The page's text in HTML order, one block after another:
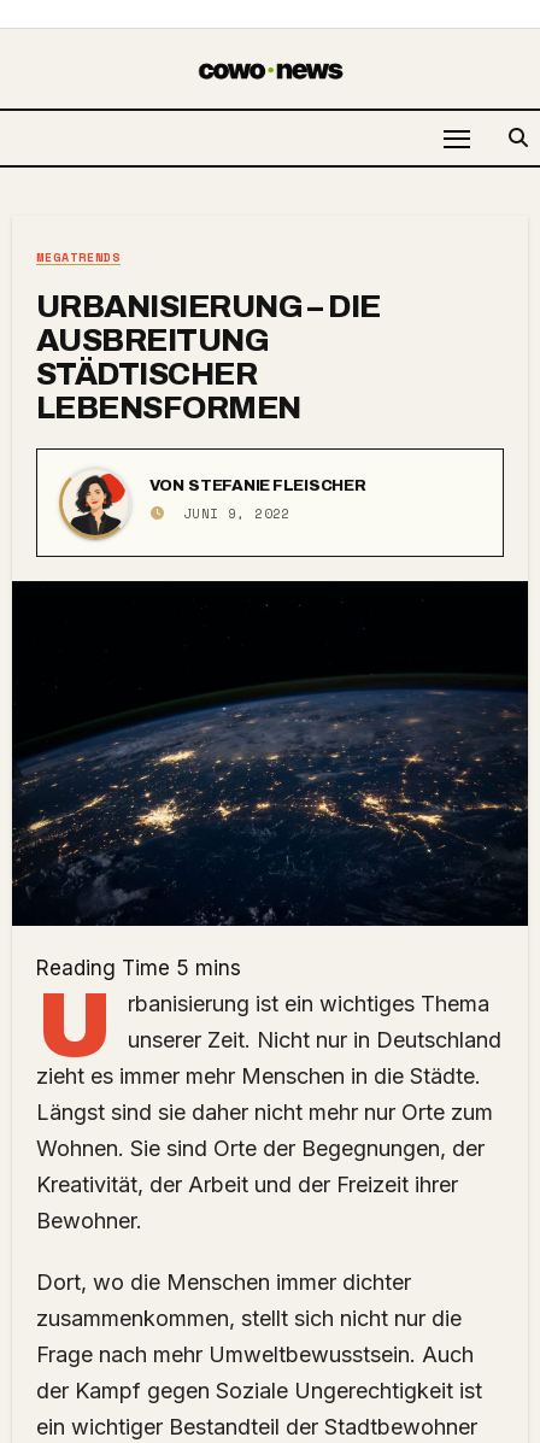
MEGATRENDS
URBANISIERUNG – DIE
AUSBREITUNG
STÄDTISCHER
LEBENSFORMEN
VON STEFANIE FLEISCHER
JUNI 9, 2022
U
rbanisierung ist ein wichtiges Thema
unserer Zeit. Nicht nur in Deutschland
zieht es immer mehr Menschen in die Städte.
Längst sind sie daher nicht mehr nur Orte zum
Wohnen. Sie sind Orte der Begegnungen, der
Kreativität, der Arbeit und der Freizeit ihrer
Bewohner.
Dort, wo die Menschen immer dichter
zusammenkommen, stellt sich nicht nur die
Frage nach mehr Umweltbewusstsein. Auch
der Kampf gegen Soziale Ungerechtigkeit ist
ein wichtiger Bestandteil der Stadtbewohner